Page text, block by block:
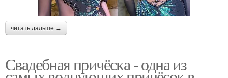
читать дальше →
Свадебная причёска - одна из